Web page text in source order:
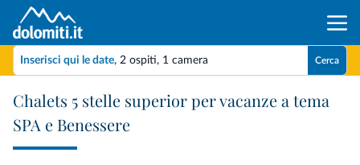
Inserisci qui le date, 2 ospiti, 1 camera Cerca
Chalets 5 stelle superior per vacanze a tema
SPA e Benessere